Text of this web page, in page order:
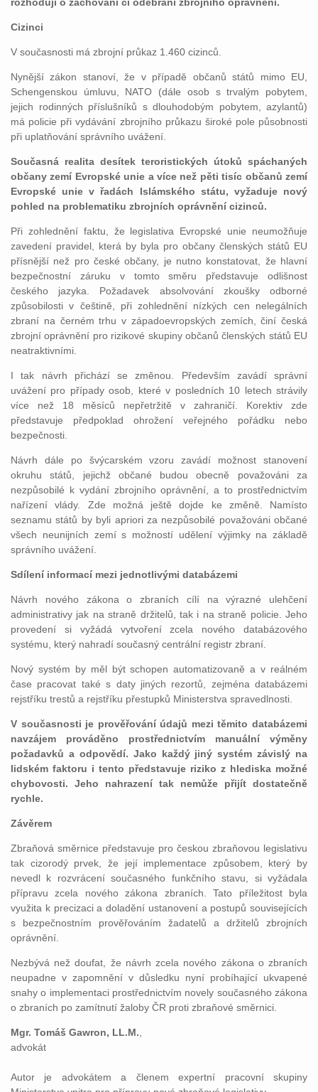
Cizinci
V současnosti má zbrojní průkaz 1.460 cizinců.
Nynější zákon stanoví, že v případě občanů států mimo EU,
Schengenskou úmluvu, NATO (dále osob s trvalým pobytem,
jejich rodinných příslušníků s dlouhodobým pobytem, azylantů)
má policie při vydávání zbrojního průkazu široké pole působnosti
při uplatňování správního uvážení.
Současná realita desítek teroristických útoků spáchaných
občany zemí Evropské unie a více než pěti tisíc občanů zemí
Evropské unie v řadách Islámského státu, vyžaduje nový
pohled na problematiku zbrojních oprávnění cizinců.
Při zohlednění faktu, že legislativa Evropské unie neumožňuje
zavedení pravidel, která by byla pro občany členských států EU
přísnější než pro české občany, je nutno konstatovat, že hlavní
bezpečnostní záruku v tomto směru představuje odlišnost
českého jazyka. Požadavek absolvování zkoušky odborné
způsobilosti v češtině, při zohlednění nízkých cen nelegálních
zbraní na černém trhu v západoevropských zemích, činí česká
zbrojní oprávnění pro rizikové skupiny občanů členských států EU
neatraktivními.
I tak návrh přichází se změnou. Především zavádí správní
uvážení pro případy osob, které v posledních 10 letech strávily
více než 18 měsíců nepřetržitě v zahraničí. Korektiv zde
představuje předpoklad ohrožení veřejného pořádku nebo
bezpečnosti.
Návrh dále po švýcarském vzoru zavádí možnost stanovení
okruhu států, jejichž občané budou obecně považováni za
nezpůsobilé k vydání zbrojního oprávnění, a to prostřednictvím
nařízení vlády. Zde možná ještě dojde ke změně. Namísto
seznamu států by byli apriori za nezpůsobilé považováni občané
všech neunijních zemí s možností udělení výjimky na základě
správního uvážení.
Sdílení informací mezi jednotlivými databázemi
Návrh nového zákona o zbraních cílí na výrazné ulehčení
administrativy jak na straně držitelů, tak i na straně policie. Jeho
provedení si vyžádá vytvoření zcela nového databázového
systému, který nahradí současný centrální registr zbraní.
Nový systém by měl být schopen automatizovaně a v reálném
čase pracovat také s daty jiných rezortů, zejména databázemi
rejstříku trestů a rejstříku přestupků Ministerstva spravedlnosti.
V současnosti je prověřování údajů mezi těmito databázemi
navzájem prováděno prostřednictvím manuální výměny
požadavků a odpovědí. Jako každý jiný systém závislý na
lidském faktoru i tento představuje riziko z hlediska možné
chybovosti. Jeho nahrazení tak nemůže přijít dostatečně
rychle.
Závěrem
Zbraňová směrnice představuje pro českou zbraňovou legislativu
tak cizorodý prvek, že její implementace způsobem, který by
nevedl k rozvrácení současného funkčního stavu, si vyžádala
přípravu zcela nového zákona zbraních. Tato příležitost byla
využita k precizaci a doladění ustanovení a postupů souvisejících
s bezpečnostním prověřováním žadatelů a držitelů zbrojních
oprávnění.
Nezbývá než doufat, že návrh zcela nového zákona o zbraních
neupadne v zapomnění v důsledku nyní probíhající ukvapené
snahy o implementaci prostřednictvím novely současného zákona
o zbraních po zamítnutí žaloby ČR proti zbraňové směrnici.
Mgr. Tomáš Gawron, LL.M.
advokát
Autor je advokátem a členem expertní pracovní skupiny